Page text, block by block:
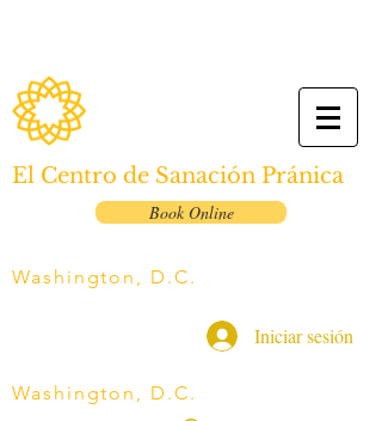
El Centro de Sanación Pránica
Book Online
Washington, D.C.
Iniciar sesión
Washington, D.C.